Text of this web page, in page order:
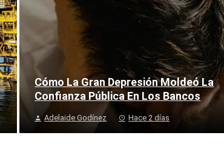
Cómo La Gran Depresión Moldeó La
Confianza Pública En Los Bancos
Adelaide Godínez Hace 2 días